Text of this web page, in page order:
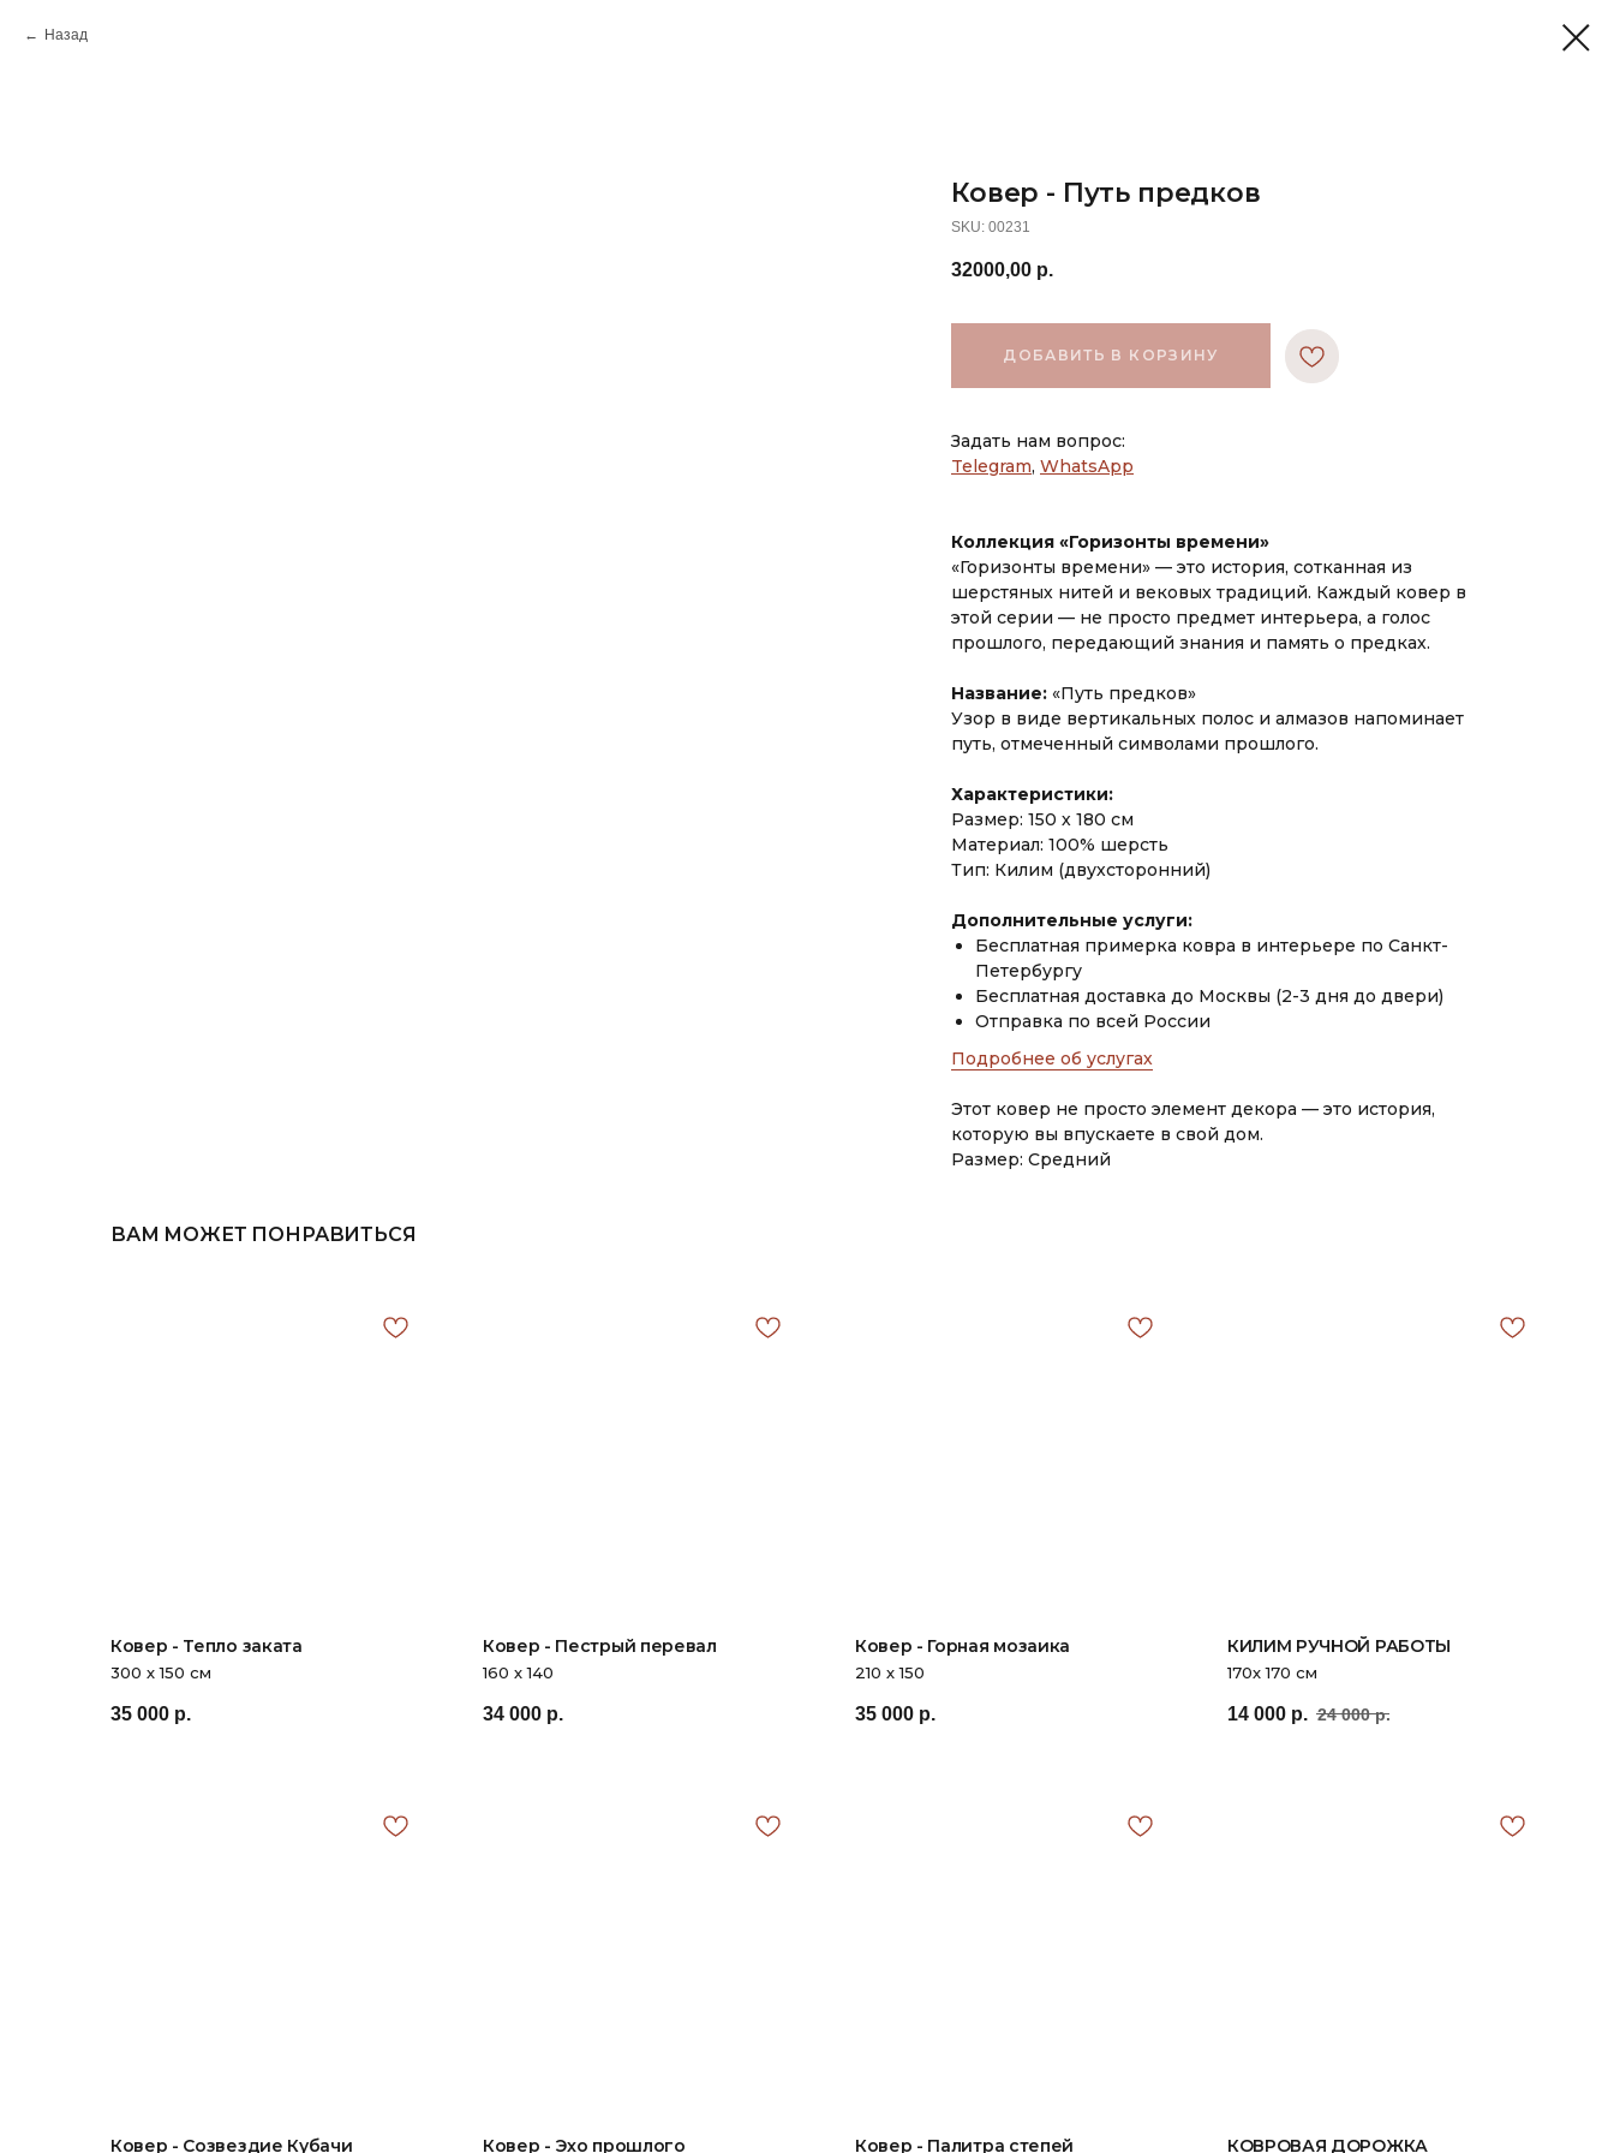
Назад
Ковер - Путь предков
SKU: 00231
32000,00 р.
ДОБАВИТЬ В КОРЗИНУ
Задать нам вопрос:
Telegram, WhatsApp
Коллекция «Горизонты времени»
«Горизонты времени» — это история, сотканная из
шерстяных нитей и вековых традиций. Каждый ковер в
этой серии — не просто предмет интерьера, а голос
прошлого, передающий знания и память о предках.
Название: «Путь предков»
Узор в виде вертикальных полос и алмазов напоминает
путь, отмеченный символами прошлого.
Характеристики:
Размер: 150 х 180 см
Материал: 100% шерсть
Тип: Килим (двухсторонний)
Дополнительные услуги:
Бесплатная примерка ковра в интерьере по Санкт-
Петербургу
Бесплатная доставка до Москвы (2-3 дня до двери)
Отправка по всей России
Подробнее об услугах
Этот ковер не просто элемент декора — это история,
которую вы впускаете в свой дом.
Размер: Средний
ВАМ МОЖЕТ ПОНРАВИТЬСЯ
Ковер - Тепло заката
300 х 150 см
35 000 р.
Ковер - Пестрый перевал
160 х 140
34 000 р.
Ковер - Горная мозаика
210 х 150
35 000 р.
КИЛИМ РУЧНОЙ РАБОТЫ
170х 170 см
14 000 р. 24 000 р.
Ковер - Созвездие Кубачи Ковер - Эхо прошлого Ковер - Палитра степей КОВРОВАЯ ДОРОЖКА